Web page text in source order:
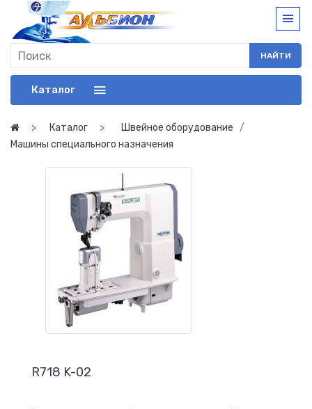
НАЙТИ
Каталог
Каталог
Швейное оборудование
Машины специального назначения
R718 K-02